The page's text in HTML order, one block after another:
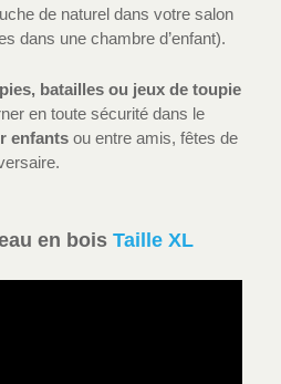
de naturel dans votre salon
dans une chambre d’enfant).
batailles ou jeux de toupie
en toute sécurité dans le
enfants ou entre amis, fêtes de
en boisTaille XL